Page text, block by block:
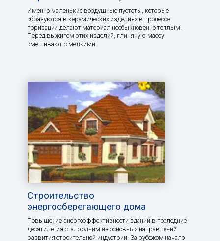
Именно маленькие воздушные пустоты, которые
образуются в керамических изделиях в процессе
поризации делают материал необыкновенно теплым.
Перед выжигом этих изделий, глиняную массу
смешивают с мелкими
Строительство
энергосберегающего дома
Повышение энергоэффективности зданий в последние
десятилетия стало одним из основных направлений
развития строительной индустрии. За рубежом начало